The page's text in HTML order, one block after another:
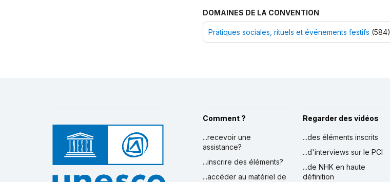
DOMAINES DE LA CONVENTION
Pratiques sociales, rituels et événements festifs (584)
Comment ?
...recevoir une
assistance?
...inscrire des éléments?
...accéder au matériel de
Regarder des vidéos
...des éléments inscrits
...d'interviews sur le PCI
...de NHK en haute
définition